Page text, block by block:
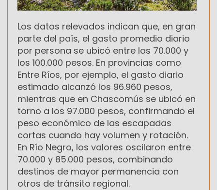
Los datos relevados indican que, en gran
parte del país, el gasto promedio diario
por persona se ubicó entre los 70.000 y
los 100.000 pesos. En provincias como
Entre Ríos, por ejemplo, el gasto diario
estimado alcanzó los 96.960 pesos,
mientras que en Chascomús se ubicó en
torno a los 97.000 pesos, confirmando el
peso económico de las escapadas
cortas cuando hay volumen y rotación.
En Río Negro, los valores oscilaron entre
70.000 y 85.000 pesos, combinando
destinos de mayor permanencia con
otros de tránsito regional.